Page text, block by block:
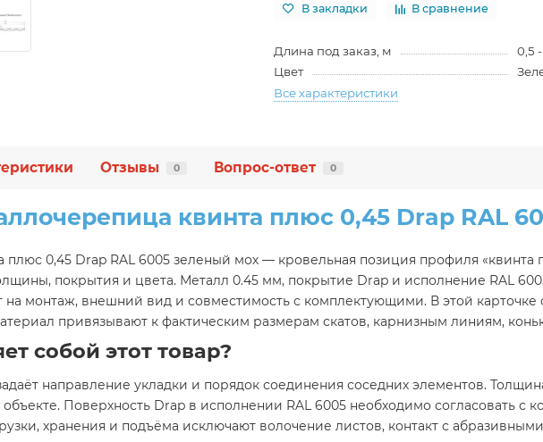
В закладки В сравнение
Длина под заказ, м
0,5 -
Цвет
Все характеристики
Отзывы 0 Вопрос-ответ 0
квинта плюс 0,45 Drap RAL
плюс 0,45 Drap RAL 6005 зеленый мох — кровельная позиция профиля
покрытия и цвета. Металл 0.45 мм, покрытие Drap и исполнение RAL
монтаж, внешний вид и совместимость с комплектующими. В этой карточке
привязывают к фактическим размерам скатов, карнизным линиям,
собой этот товар?
направление укладки и порядок соединения соседних элементов.
Поверхность Drap в исполнении RAL 6005 необходимо согласовать
хранения и подъёма исключают волочение листов, контакт с